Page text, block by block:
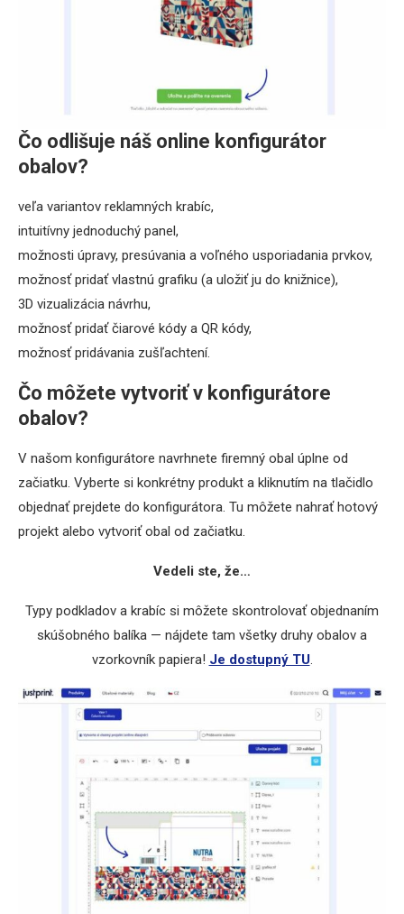
Čo odlišuje náš online konfigurátor
obalov?
veľa variantov reklamných krabíc,
intuitívny jednoduchý panel,
možnosti úpravy, presúvania a voľného usporiadania prvkov,
možnosť pridať vlastnú grafiku (a uložiť ju do knižnice),
3D vizualizácia návrhu,
možnosť pridať čiarové kódy a QR kódy,
možnosť pridávania zušľachtení.
Čo môžete vytvoriť v konfigurátore
obalov?
V našom konfigurátore navrhnete firemný obal úplne od
začiatku. Vyberte si konkrétny produkt a kliknutím na tlačidlo
objednať prejdete do konfigurátora. Tu môžete nahrať hotový
projekt alebo vytvoriť obal od začiatku.
Vedeli ste, že…
Typy podkladov a krabíc si môžete skontrolovať objednaním
skúšobného balíka — nájdete tam všetky druhy obalov a
vzorkovník papiera! Je dostupný TU.